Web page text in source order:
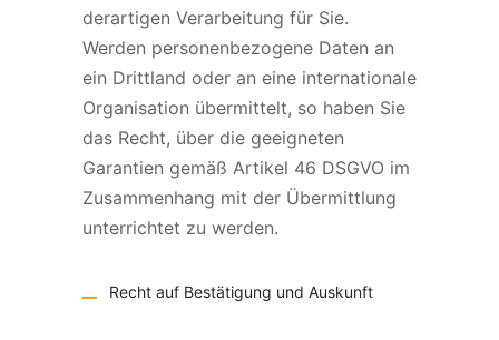
derartigen Verarbeitung für Sie.
Werden personenbezogene Daten an
ein Drittland oder an eine internationale
Organisation übermittelt, so haben Sie
das Recht, über die geeigneten
Garantien gemäß Artikel 46 DSGVO im
Zusammenhang mit der Übermittlung
unterrichtet zu werden.
Recht auf Bestätigung und Auskunft